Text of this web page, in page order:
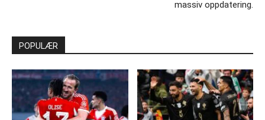
massiv oppdatering.
POPULÆR